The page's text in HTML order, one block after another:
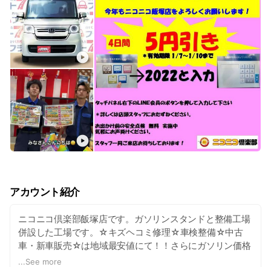
アカウント紹介
ニコニコ倶楽部飯塚店です。ガソリンスタンドと整備工場
併設した工場です。☆キズヘコミ修理☆車検整備☆中古
車・新車販売☆は地域最安値にて！！さらにガソリン価格
も！VIP会員はなんと！最大10円引きで給油が出来るガソ
...See more